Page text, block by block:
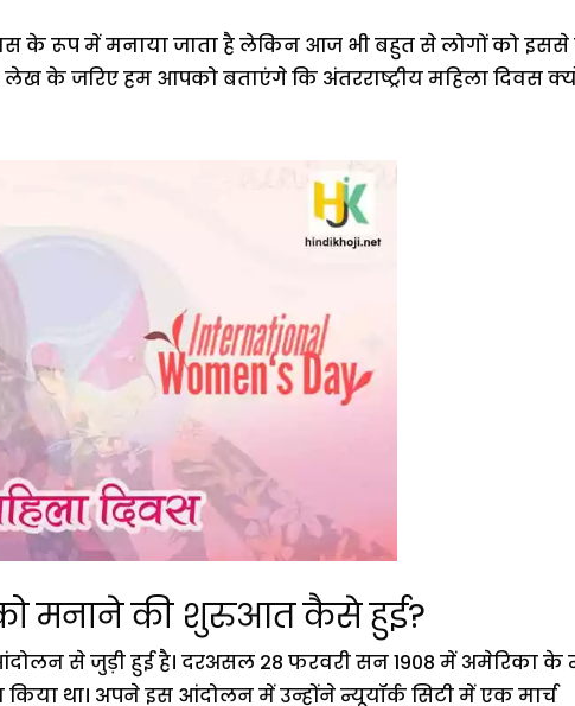
के रूप में मनाया जाता है लेकिन आज भी बहुत से लोगों को
के जरिए हम आपको बताएंगे कि अंतरराष्ट्रीय महिला दिवस
मनाने की शुरुआत कैसे हुई?
से जुड़ी हुई है। दरअसल 28 फरवरी सन 1908 में अमेरिका के
था। अपने इस आंदोलन में उन्होंने न्यूयॉर्क सिटी में एक मार्च